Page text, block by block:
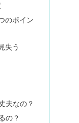
のポイン
失う
夫なの？
の？